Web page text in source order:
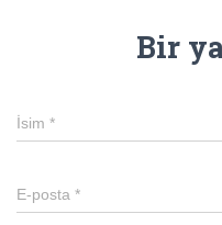
Bir
İsim *
E-posta *